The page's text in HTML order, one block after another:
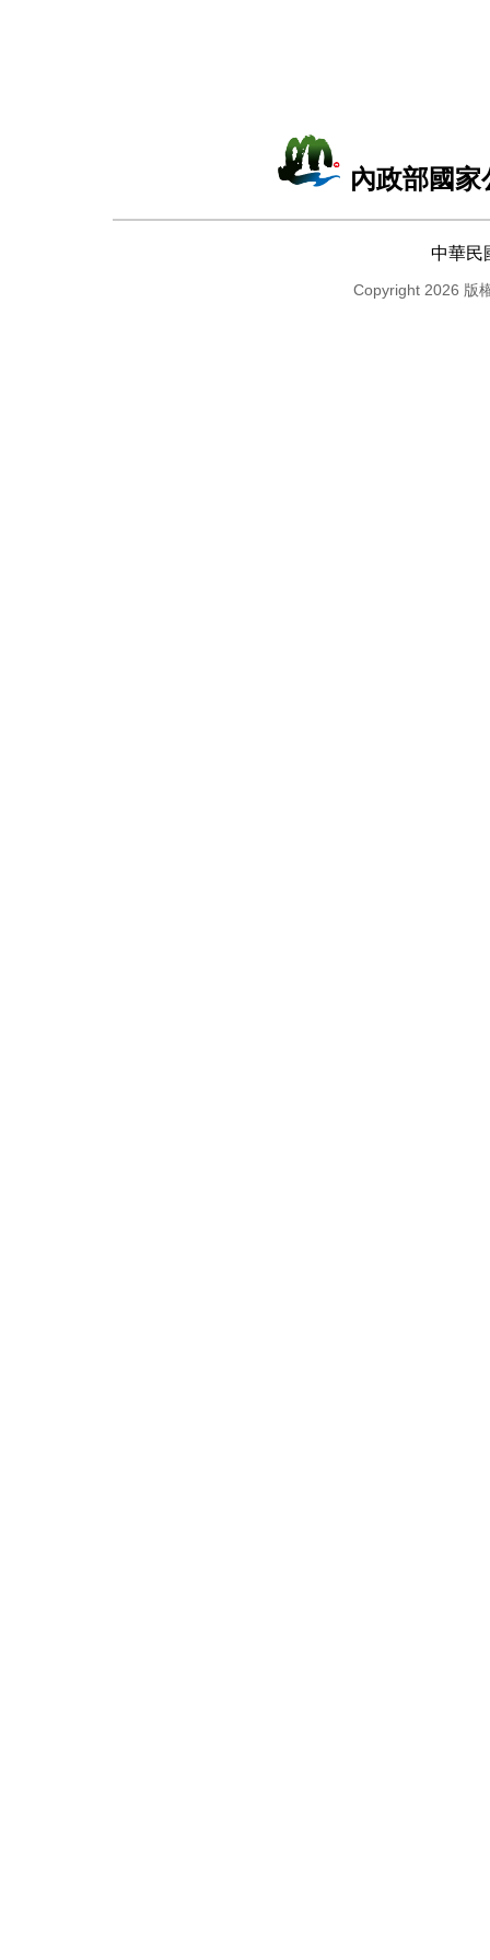
內政部國
中華民
Copyright 2026 版